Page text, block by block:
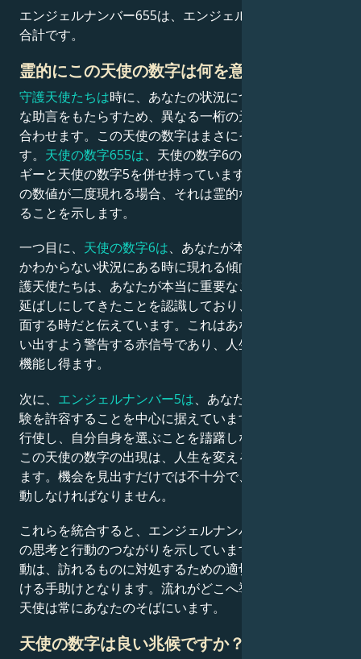
エンジェルナンバー655は、エンジェルナンバー
合計です。
霊的にこの天使の数字は何を意味するのか？
守護天使たちは時に、あなたの状況についてより具体的
な助言をもたらすため、異なる一桁の天使の数字を組み
合わせます。この天使の数字はまさにそれを表していま
す。 天使の数字655は、天使の数字6の倍の振動エネル
ギーと天使の数字5を併せ持っています。瞑想中に特定
の数値が二度現れる場合、それは霊的な力が増大してい
ることを示します。
一つ目に、 天使の数字6は、あなたが本当にどうすべき
かわからない状況にある時に現れる傾向があります。守
護天使たちは、あなたが本当に重要なことをしばらく先
延ばしにしてきたことを認識しており、今こそそれに直
面する時だと伝えています。これはあなたの価値観を思
い出すよう警告する赤信号であり、人生の目的としても
機能し得ます。
次に、 エンジェルナンバー5は、あなたが自ら新しい体
験を許容することを中心に据えています。選択の自由を
行使し、自分自身を選ぶことを躊躇しないでください。
この天使の数字の出現は、人生を変える瞬間を示してい
ます。機会を見出すだけでは不十分で、見たら素早く行
動しなければなりません。
これらを統合すると、エンジェルナンバー655はあなた
の思考と行動のつながりを示しています。その霊的な波
動は、訪れるものに対処するための適切な心構えを見つ
ける手助けとなります。流れがどこへ導こうとも、守護
天使は常にあなたのそばにいます。
天使の数字は良い兆候ですか？